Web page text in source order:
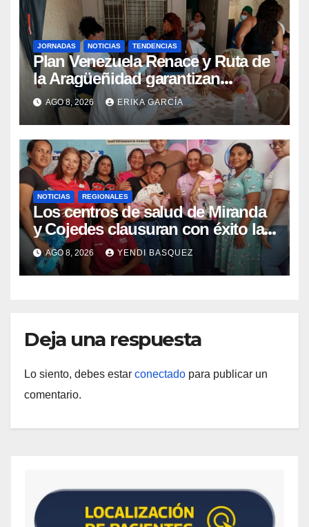
JORNADAS NOTICIAS TENDENCIAS
Plan Venezuela Renace y Ruta de
la Aragüeñidad garantizan
atención médica integral en
Aragua
AGO 8, 2026 ERIKA GARCÍA
NOTICIAS REGIONALES
Los centros de salud de Miranda
y Cojedes clausuran con éxito la
Semana Mundial de la Lactancia
Materna
AGO 8, 2026 YENDI BASQUEZ
Deja una respuesta
Lo siento, debes estar conectado para publicar un
comentario.